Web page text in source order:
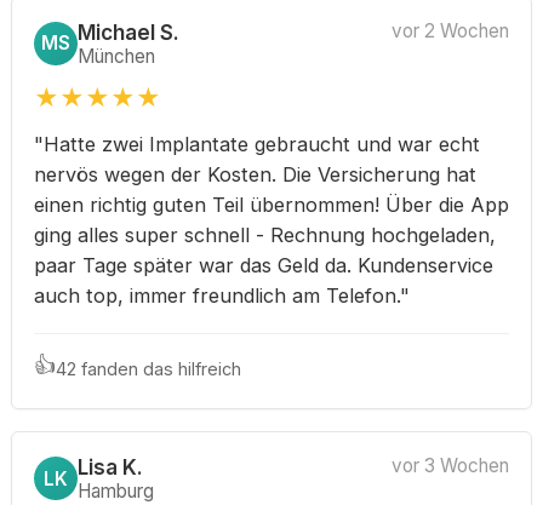
MS Michael S.
München
vor 2 Wochen
★★★★★
"Hatte zwei Implantate gebraucht und war echt
nervös wegen der Kosten. Die Versicherung hat
einen richtig guten Teil übernommen! Über die App
ging alles super schnell - Rechnung hochgeladen,
paar Tage später war das Geld da. Kundenservice
auch top, immer freundlich am Telefon."
👍42 fanden das hilfreich
LK Lisa K.
Hamburg
vor 3 Wochen